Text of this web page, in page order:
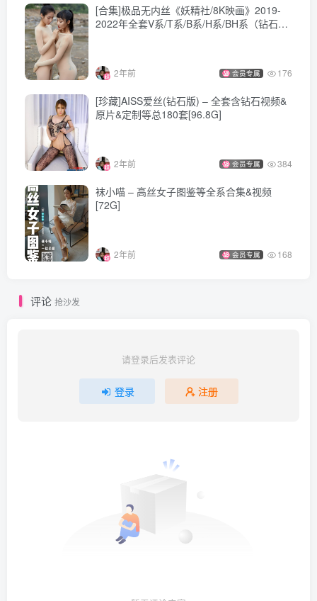
[Beautyleg]美腿寫真 2023.03.14 No.2264 Lola[64P-471M]
[Beautyleg]美腿寫真 2023.03.10 No.2263 Rita[50P-302M]
[Beautyleg]美腿寫真 2023.03.07 No.2262 Cindy[43P-269M]
[Beautyleg]美腿寫真 2023.03.03 No.2261 Vanessa[63P-
413M]
[Beautyleg]美腿寫真 2023.02.28 No.2260 Zena[62P-530M]
[Beautyleg]美腿寫真 2023.02.24 NO.2259 Winni[68P／
624MB]
354MB]
[Beautyleg]美腿寫真 2023.02.17 No.2257 Cindy[57P-334M]
[Beautyleg]美腿寫真 2023.02.14 NO.2256 Lucy[42P／
389MB]
492MB]
[Beautyleg]美腿寫真 2023.01.27 NO.2252 Stephy[76P／
[Beautyleg]美腿寫真 2023.01.20 No.2250 ChiChi[70P-690M]
[Beautyleg]美腿寫真 2023.01.13 NO.2248 Yoyo[72P／
[合集]极品无内丝《妖精社/8K映画》2019-
2022年全套V系/T系/B系/H系/BH系（钻石版
2年前 会员专属 176
[珍藏]AISS爱丝(钻石版) – 全套含钻石视频&
原片&定制等总180套[96.8G]
2年前 会员专属 384
袜小喵 – 高丝女子图鉴等全系合集&视频
[72G]
2年前 会员专属 168
评论 抢沙发
请登录后发表评论
登录 注册